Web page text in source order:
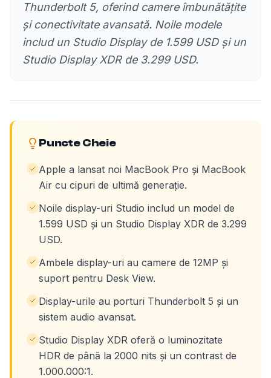
Thunderbolt 5, oferind camere îmbunătățite
și conectivitate avansată. Noile modele
includ un Studio Display de 1.599 USD și un
Studio Display XDR de 3.299 USD.
Puncte Cheie
Apple a lansat noi MacBook Pro și MacBook
Air cu cipuri de ultimă generație.
Noile display-uri Studio includ un model de
1.599 USD și un Studio Display XDR de 3.299
USD.
Ambele display-uri au camere de 12MP și
suport pentru Desk View.
Display-urile au porturi Thunderbolt 5 și un
sistem audio avansat.
Studio Display XDR oferă o luminozitate
HDR de până la 2000 nits și un contrast de
1.000.000:1.